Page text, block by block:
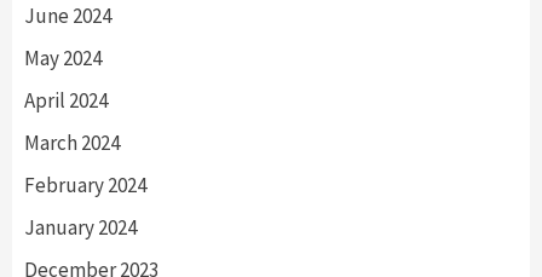
June 2024
May 2024
April 2024
March 2024
February 2024
January 2024
December 2023